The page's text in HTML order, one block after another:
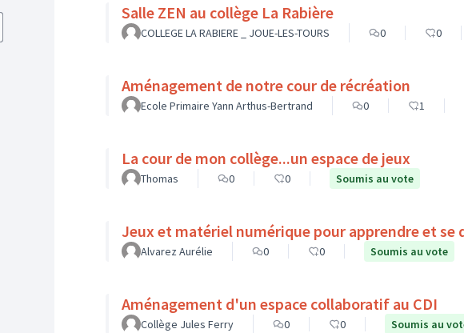
Salle ZEN au collège La Rabière
COLLEGE LA RABIERE _ JOUE-LES-TOURS 0 0
Aménagement de notre cour de récréation
Ecole Primaire Yann Arthus-Bertrand 0 1
La cour de mon collège...un espace de jeux
Thomas 0 0 Soumis au vote
Jeux et matériel numérique pour apprendre et se
Alvarez Aurélie 0 0 Soumis au vote
Aménagement d'un espace collaboratif au CDI
Collège Jules Ferry 0 0 Soumis au